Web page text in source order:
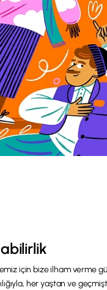
için bize ilham verme
her yaştan ve